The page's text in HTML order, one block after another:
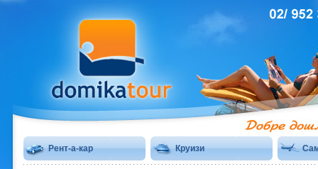
Рент-а-кар Круизи